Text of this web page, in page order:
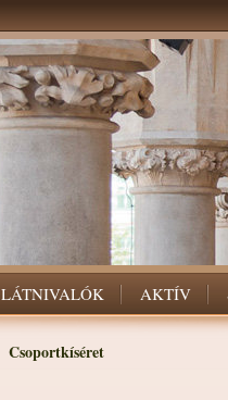
LÁTNIVALÓK AKTÍV
Csoportkíséret